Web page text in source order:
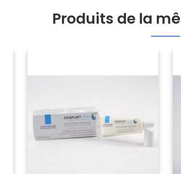
Produits de la